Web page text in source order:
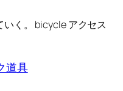
く。 bicycle アクセス
道具